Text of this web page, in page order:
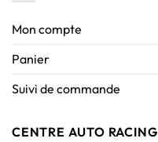
Mon compte
Panier
Suivi de commande
CENTRE AUTO RACING